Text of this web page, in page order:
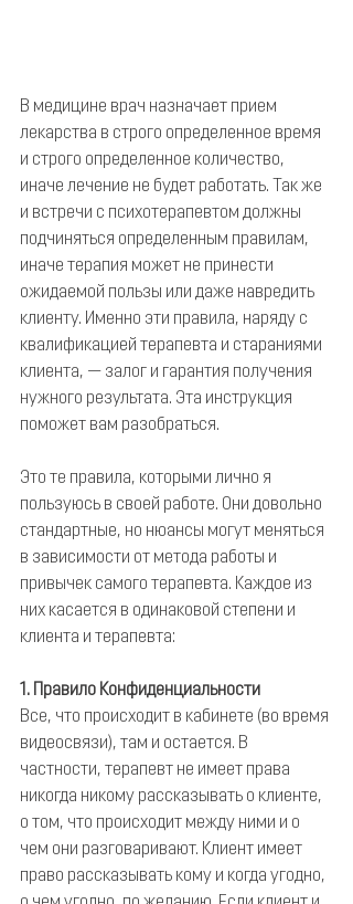
В медицине врач назначает прием
лекарства в строго определенное время
и строго определенное количество,
иначе лечение не будет работать. Так же
и встречи с психотерапевтом должны
подчиняться определенным правилам,
иначе терапия может не принести
ожидаемой пользы или даже навредить
клиенту. Именно эти правила, наряду с
квалификацией терапевта и стараниями
клиента, — залог и гарантия получения
нужного результата. Эта инструкция
поможет вам разобраться.
Это те правила, которыми лично я
пользуюсь в своей работе. Они довольно
стандартные, но нюансы могут меняться
в зависимости от метода работы и
привычек самого терапевта. Каждое из
них касается в одинаковой степени и
клиента и терапевта:
1. Правило Конфиденциальности
Все, что происходит в кабинете (во время
видеосвязи), там и остается. В
частности, терапевт не имеет права
никогда никому рассказывать о клиенте,
о том, что происходит между ними и о
чем они разговаривают. Клиент имеет
право рассказывать кому и когда угодно,